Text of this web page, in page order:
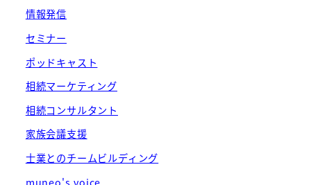
情報発信
セミナー
ポッドキャスト
相続マーケティング
相続コンサルタント
家族会議支援
士業とのチームビルディング
muneo's voice